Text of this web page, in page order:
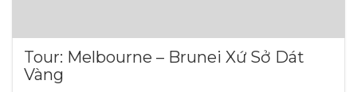
Tour: Melbourne – Brunei Xứ Sở Dát
Vàng